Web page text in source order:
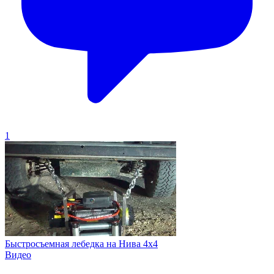
1
Быстросъемная лебедка на Нива 4х4
Видео